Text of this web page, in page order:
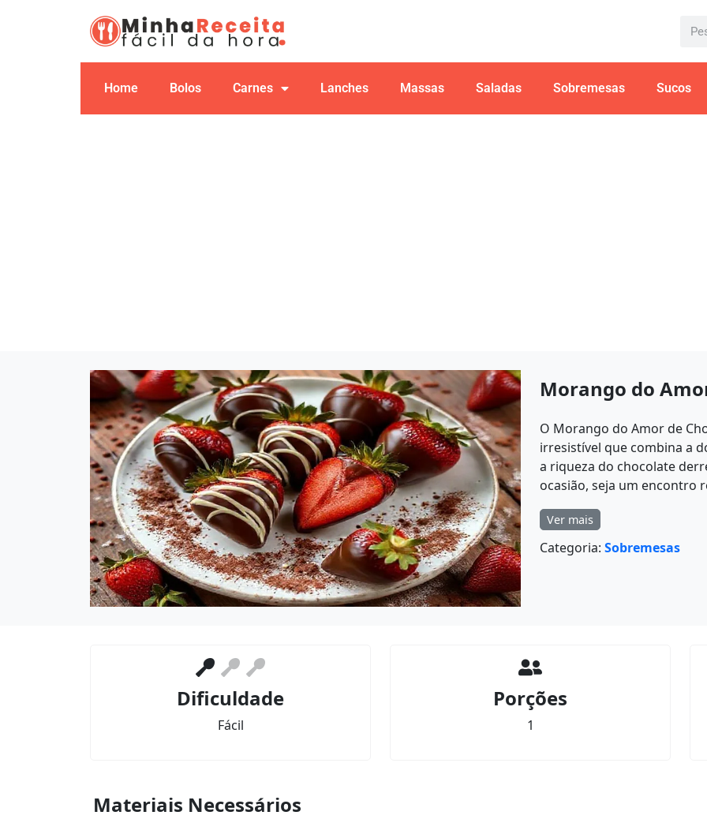
Home Bolos Carnes Lanches Massas Saladas Sobremesas Sucos
Morango do
O Morango do Amor de
irresistível que combina a
a riqueza do chocolate
ocasião, seja um encontro
Ver mais
Categoria: Sobremesas
Dificuldade
Fácil
Porções
1
Materiais Necessários